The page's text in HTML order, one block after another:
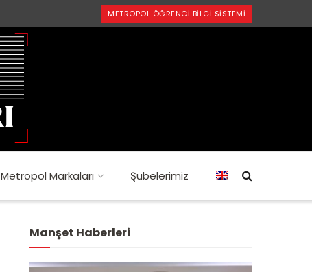
METROPOL ÖĞRENCI BILGI SISTEMI
Metropol Markaları Şubelerimiz
Manşet Haberleri